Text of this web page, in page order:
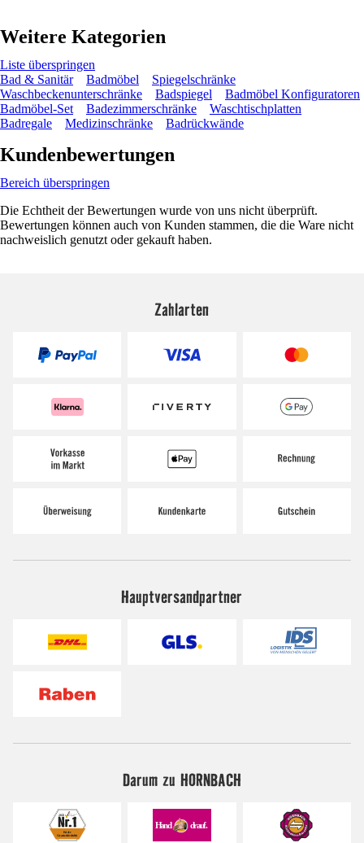
Weitere Kategorien
Liste überspringen
Bad & Sanitär
Badmöbel
Spiegelschränke
Waschbeckenunterschränke
Badspiegel
Badmöbel Konfiguratoren
Badmöbel-Set
Badezimmerschränke
Waschtischplatten
Badregale
Medizinschränke Badrückwände
Kundenbewertungen
Bereich überspringen
Die Echtheit der Bewertungen wurde von uns nicht überprüft.
Bewertungen können auch von Kunden stammen, die die Ware nicht
nachweislich genutzt oder gekauft haben.
Zahlarten
Hauptversandpartner
Darum zu HORNBACH